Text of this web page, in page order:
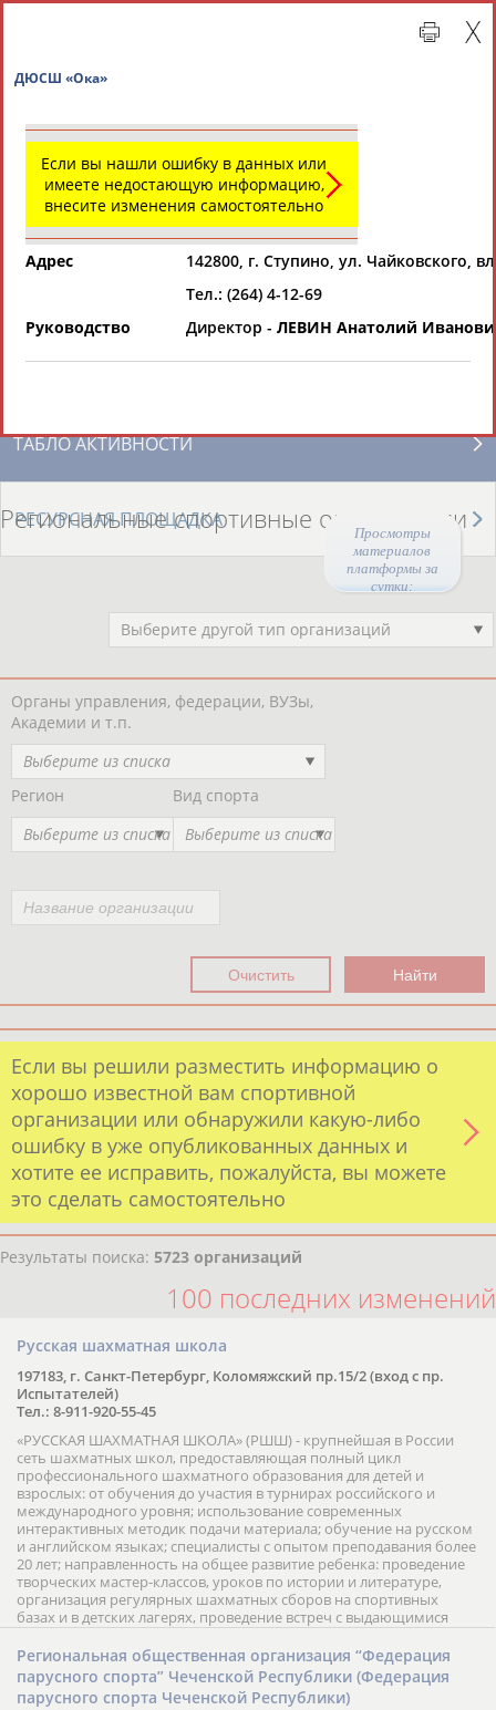
Просмотры
материалов
платформы за
сутки:
Региональные спортивные организации
СВОДНЫЕ ИНДЕКСЫ
ТАБЛО АКТИВНОСТИ
РЕСУРСНАЯ ПЛОЩАДКА
Региональные спортивные организации
Выберите другой тип организаций
Органы управления, федерации, ВУЗы,
Академии и т.п.
Выберите из списка
Регион
Выберите из списка
Вид спорта
Выберите из списка
Если вы решили разместить информацию о
хорошо известной вам спортивной
организации или обнаружили какую-либо
ошибку в уже опубликованных данных и
хотите ее исправить, пожалуйста, вы можете
это сделать самостоятельно
Результаты поиска: 5723 организаций
100 последних изменений
Русская шахматная школа
197183, г. Санкт-Петербург, Коломяжский пр.15/2 (вход с пр.
Испытателей)
Тел.: 8-911-920-55-45
«РУССКАЯ ШАХМАТНАЯ ШКОЛА» (РШШ) - крупнейшая в России
сеть шахматных школ, предоставляющая полный цикл
профессионального шахматного образования для детей и
взрослых: от обучения до участия в турнирах российского и
международного уровня; использование современных
интерактивных методик подачи материала; обучение на русском
и английском языках; специалисты с опытом преподавания более
20 лет; направленность на общее развитие ребенка: проведение
творческих мастер-классов, уроков по истории и литературе,
организация регулярных шахматных сборов на спортивных
базах и в детских лагерях, проведение встреч с выдающимися
шахматистами; корпоративное обучение; онлайн обучение в
форме вебинаров и индивидуальных занятий, круглые столы
российских и международных тренеров, организация фестивалей;
онлайн трансляция мероприятий и турниров.
Региональная общественная организация “Федерация
парусного спорта” Чеченской Республики (Федерация
парусного спорта Чеченской Республики)
Если вы нашли ошибку в данных или
имеете недостающую информацию,
внесите изменения самостоятельно
Адрес
142800, г. Ступино, ул. Чайковского,
Тел.: (264) 4-12-69
Руководство
Директор - ЛЕВИН Анатолий